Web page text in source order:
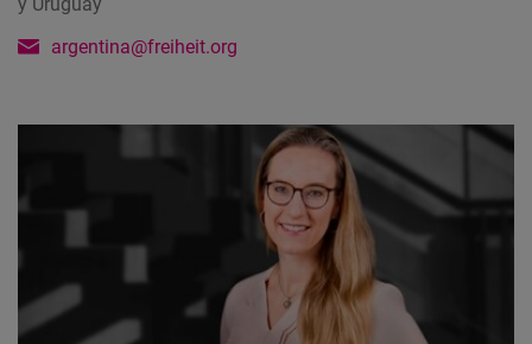
argentina@freiheit.org